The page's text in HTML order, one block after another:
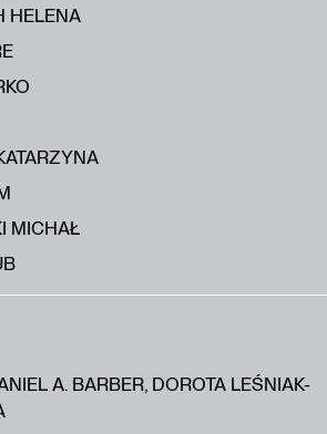
HELENA
MICHAŁ
A. BARBER, DOROTA LEŚNIAK-